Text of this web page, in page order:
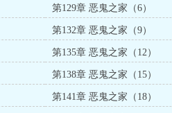
第129章 恶鬼之家（6）
第132章 恶鬼之家（9）
第135章 恶鬼之家（12）
第138章 恶鬼之家（15）
第141章 恶鬼之家（18）